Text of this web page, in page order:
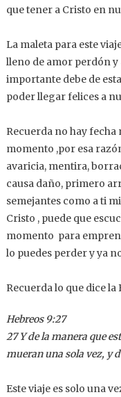
que tener a Cristo en
La maleta para este
lleno de amor perdón
importante debe de
poder llegar felices a
Recuerda no hay
momento ,por esa
avaricia, mentira,
causa daño, primero
semejantes como a ti
Cristo , puede que
momento para
lo puedes perder y ya
Recuerda lo que dice la
Hebreos 9:27
27 Y de la manera que
mueran una sola vez, y
Este viaje es solo una